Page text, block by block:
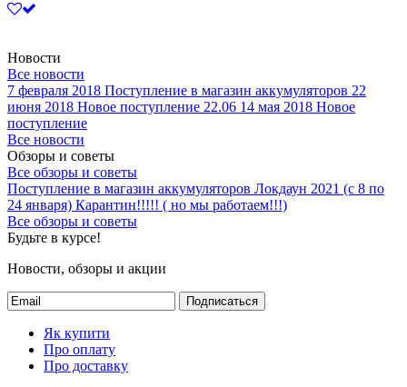
Новости
Все новости
7 февраля 2018 Поступление в магазин аккумуляторов 22
июня 2018 Новое поступление 22.06 14 мая 2018 Новое
поступление
Все новости
Обзоры и советы
Все обзоры и советы
Поступление в магазин аккумуляторов Локдаун 2021 (с 8 по
24 января) Карантин!!!!! ( но мы работаем!!!)
Все обзоры и советы
Будьте в курсе!
Новости, обзоры и акции
Подписаться
Як купити
Про оплату
Про доставку